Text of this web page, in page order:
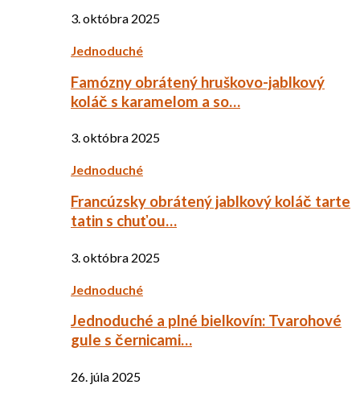
3. októbra 2025
Jednoduché
Famózny obrátený hruškovo-jablkový
koláč s karamelom a so…
3. októbra 2025
Jednoduché
Francúzsky obrátený jablkový koláč tarte
tatin s chuťou…
3. októbra 2025
Jednoduché
Jednoduché a plné bielkovín: Tvarohové
gule s černicami…
26. júla 2025